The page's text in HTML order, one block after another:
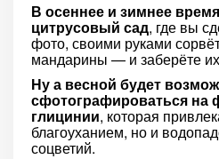
В осеннее и зимнее
цитрусовый сад, где вы
фото, своими руками
мандарины — и заберёте
Ну а весной будет
сфотографироваться на
глицинии, которая
благоуханием, но и
соцветий.